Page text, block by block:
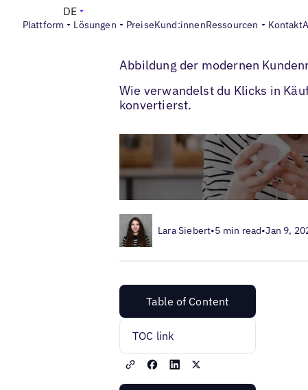
Plattform Lösungen PreiseKund:innenRessourcen Kontakt
DE
Blogs> Einzelhandelsmarken>
Abbildung der modernen
Wie verwandelst du Klicks in
konvertierst.
Lara Siebert•5 min read•Jan 9,
Table of Content
TOC link